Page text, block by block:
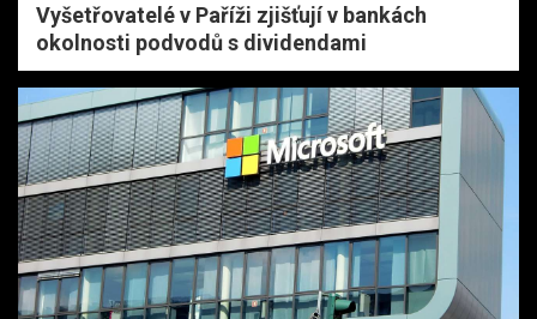
Vyšetřovatelé v Paříži zjišťují v bankách
okolnosti podvodů s dividendami